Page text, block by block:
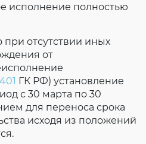
исполнение полностью
отсутствии иных
от
ГК РФ) установление
с 30 марта по 30
для переноса срока
исходя из положений